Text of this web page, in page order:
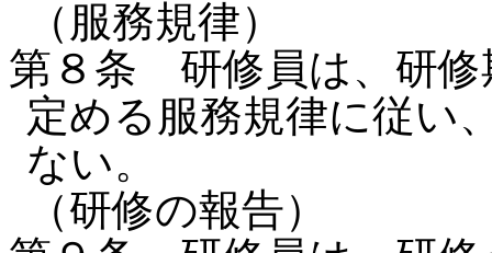
（服務規律）
第８条 研修員は、研修
定める服務規律に従い
ない。
（研修の報告）